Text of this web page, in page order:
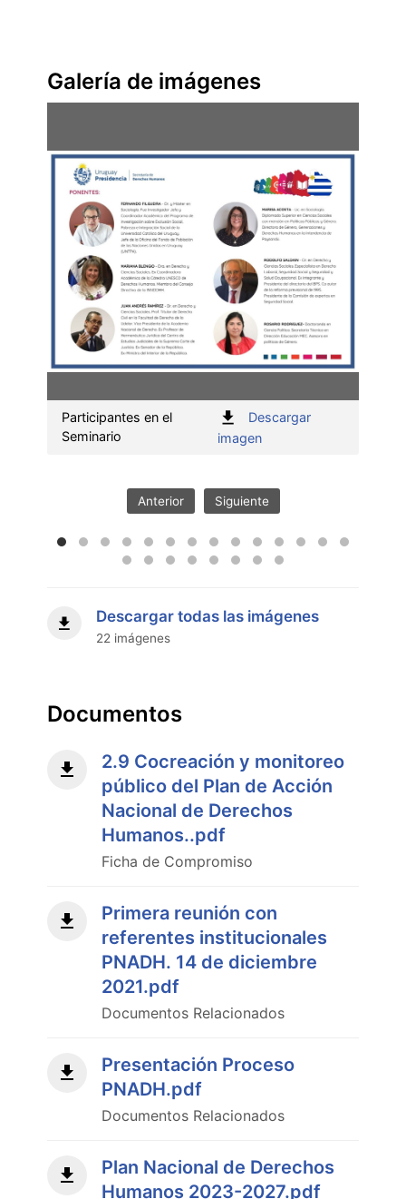
Galería de imágenes
Participantes en el
Seminario
Descargar
imagen:
Seminario"
Anterior Siguiente
Descargar todas las imágenes
22 imágenes
Documentos
2.9 Cocreación y monitoreo
público del Plan de Acción
Nacional de Derechos
Humanos..pdf
Ficha de Compromiso
Primera reunión con
referentes institucionales
PNADH. 14 de diciembre
2021.pdf
Documentos Relacionados
Presentación Proceso
PNADH.pdf
Documentos Relacionados
Plan Nacional de Derechos
Humanos 2023-2027.pdf